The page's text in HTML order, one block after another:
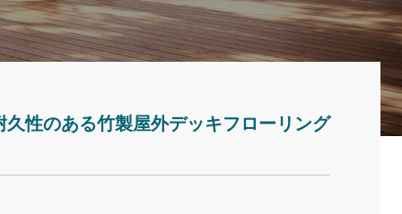
性のある竹製屋外デッキフローリング